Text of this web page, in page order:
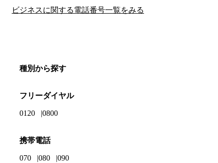
ビジネスに関する電話番号一覧をみる
種別から探す
フリーダイヤル
0120 0800
携帯電話
070 080 090